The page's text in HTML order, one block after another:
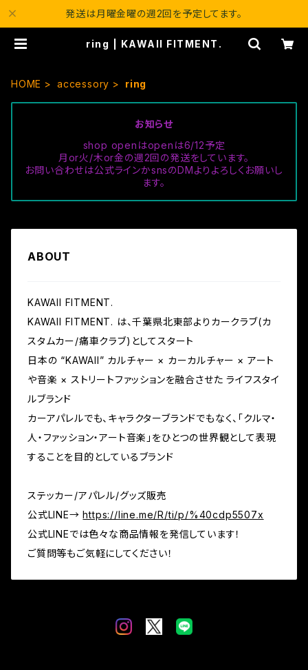
発送は月曜金曜の週2回を予定してます。
ring | KAWAII FITMENT.
HOME accessory ring
お知らせ
shop openはopenは6/12予定
月or火/木or金の週2回の発送をしています。
お問い合わせは公式ラインかsnsのDMよりよろしくお願いし
ます。
ABOUT
KAWAII FITMENT.
KAWAII FITMENT. は、千葉県北東部よりカークラブ(カ
スタムカー/痛車クラブ)としてスタート
日本の “KAWAII” カルチャー × カーカルチャー × アート
や音楽 × ストリートファッションを融合させた ライフスタイ
ルブランド
カーアパレルでも、キャラクターブランドでもなく、「クルマ・
人・ファッション・アート音楽」をひとつの世界観として表現
することを目的としているブランド
ステッカー/アパレル/グッズ販売
公式LINE→https://line.me/R/ti/p/%40cdp5507x
公式LINEでは色々な商品情報を発信しています！
ご質問等もご気軽にしてください！